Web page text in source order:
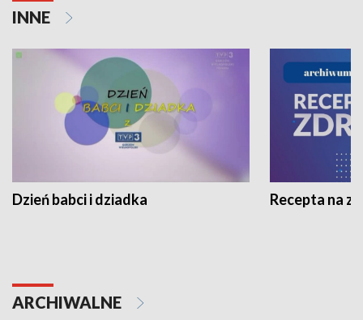
INNE
Dzień babci i dziadka Recepta na
ARCHIWALNE